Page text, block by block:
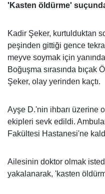
'Kasten öldürme'
Kadir Şeker, kurtulduktan
peşinden gittiği gence
meyve soymak için yanında
Boğuşma sırasında bıçak
Şeker, olay yerinden kaçtı.
Ayşe D.'nin ihbarı üzerine
ekipleri sevk edildi.
Fakültesi Hastanesi'ne
Ailesinin doktor olmak
yakalanarak, 'kasten